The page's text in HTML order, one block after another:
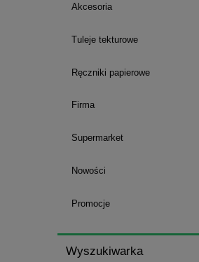
Akcesoria
Tuleje tekturowe
Ręczniki papierowe
Firma
Supermarket
Nowości
Promocje
Wyszukiwarka